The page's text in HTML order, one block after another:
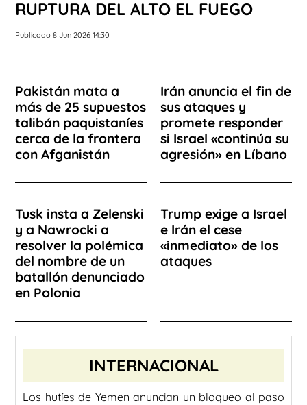
RUPTURA DEL ALTO EL FUEGO
Publicado 8 Jun 2026 14:30
Pakistán mata a
más de 25 supuestos
talibán paquistaníes
cerca de la frontera
con Afganistán
Irán anuncia el fin de
sus ataques y
promete responder
si Israel «continúa su
agresión» en Líbano
Tusk insta a Zelenski
y a Nawrocki a
resolver la polémica
del nombre de un
batallón denunciado
en Polonia
Trump exige a Israel
e Irán el cese
«inmediato» de los
ataques
INTERNACIONAL
Los hutíes de Yemen anuncian un bloqueo al paso